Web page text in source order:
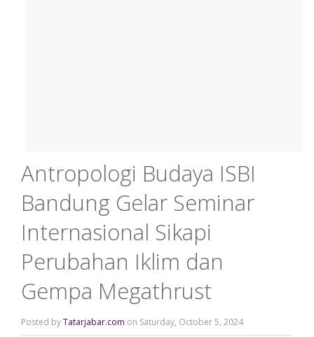
Antropologi Budaya ISBI
Bandung Gelar Seminar
Internasional Sikapi
Perubahan Iklim dan
Gempa Megathrust
Posted byTatarjabar.com on Saturday, October 5, 2024